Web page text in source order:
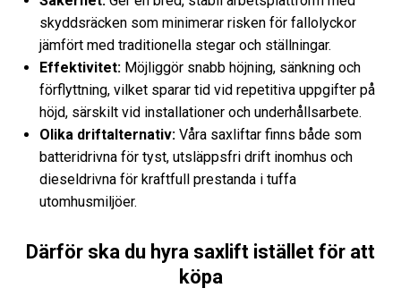
skyddsräcken som minimerar risken för fallolyckor
jämfört med traditionella stegar och ställningar.
Effektivitet: Möjliggör snabb höjning, sänkning och
förflyttning, vilket sparar tid vid repetitiva uppgifter på
höjd, särskilt vid installationer och underhållsarbete.
Olika driftalternativ: Våra saxliftar finns både som
batteridrivna för tyst, utsläppsfri drift inomhus och
dieseldrivna för kraftfull prestanda i tuffa
utomhusmiljöer.
Därför ska du hyra saxlift istället för att
köpa